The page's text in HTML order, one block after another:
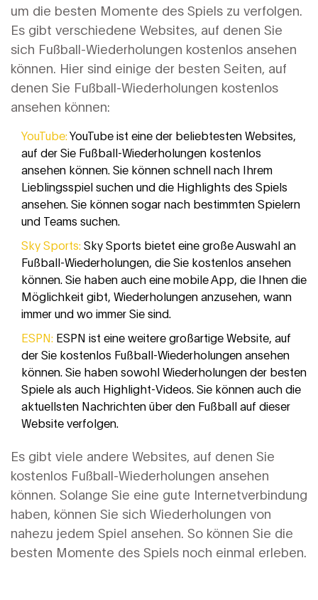
um die besten Momente des Spiels zu verfolgen.
Es gibt verschiedene Websites, auf denen Sie
sich Fußball-Wiederholungen kostenlos ansehen
können. Hier sind einige der besten Seiten, auf
denen Sie Fußball-Wiederholungen kostenlos
ansehen können:
YouTube:YouTube ist eine der beliebtesten Websites,
auf der Sie Fußball-Wiederholungen kostenlos
ansehen können. Sie können schnell nach Ihrem
Lieblingsspiel suchen und die Highlights des Spiels
ansehen. Sie können sogar nach bestimmten Spielern
und Teams suchen.
Sky Sports:Sky Sports bietet eine große Auswahl an
Fußball-Wiederholungen, die Sie kostenlos ansehen
können. Sie haben auch eine mobile App, die Ihnen die
Möglichkeit gibt, Wiederholungen anzusehen, wann
immer und wo immer Sie sind.
ESPN: ESPN ist eine weitere großartige Website, auf
der Sie kostenlos Fußball-Wiederholungen ansehen
können. Sie haben sowohl Wiederholungen der besten
Spiele als auch Highlight-Videos. Sie können auch die
aktuellsten Nachrichten über den Fußball auf dieser
Website verfolgen.
Es gibt viele andere Websites, auf denen Sie
kostenlos Fußball-Wiederholungen ansehen
können. Solange Sie eine gute Internetverbindung
haben, können Sie sich Wiederholungen von
nahezu jedem Spiel ansehen. So können Sie die
besten Momente des Spiels noch einmal erleben.